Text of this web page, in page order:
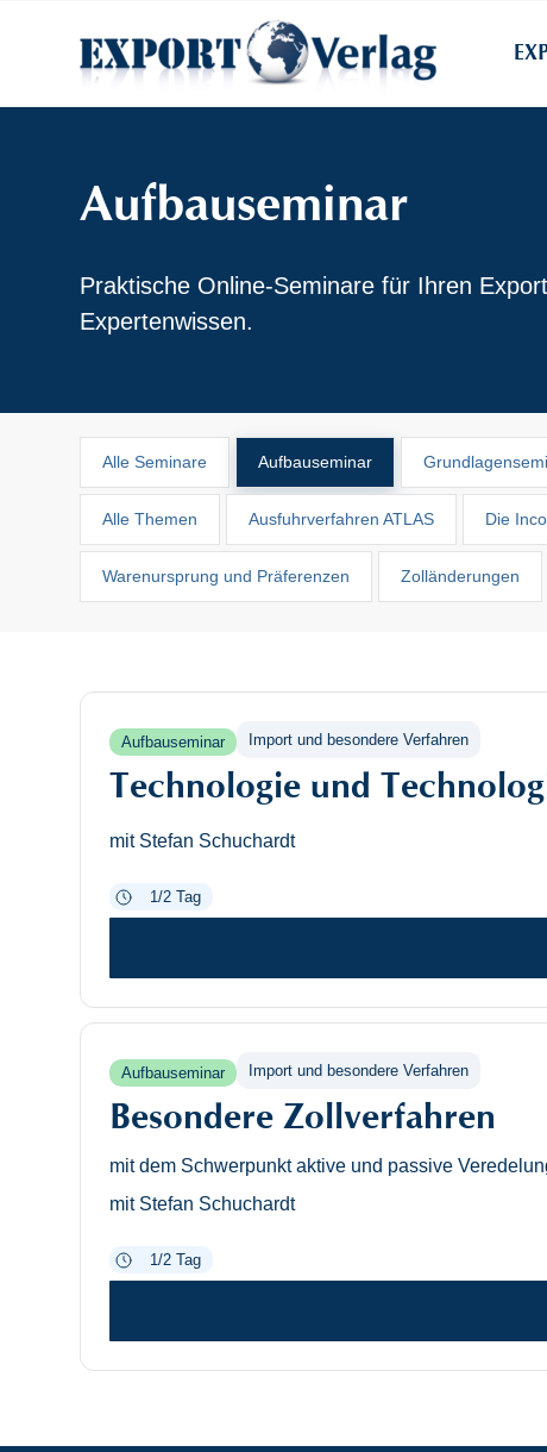
Aufbauseminar
Praktische Online-Seminare für Ihren
Expertenwissen.
Alle Seminare Aufbauseminar
Alle Themen Ausfuhrverfahren ATLAS Die
Warenursprung und Präferenzen Zolländerungen
Aufbauseminar Import und besondere Verfahren
Technologie und
mit Stefan Schuchardt
1/2 Tag
Aufbauseminar Import und besondere Verfahren
Besondere Zollverfahren
mit dem Schwerpunkt aktive und passive
mit Stefan Schuchardt
1/2 Tag